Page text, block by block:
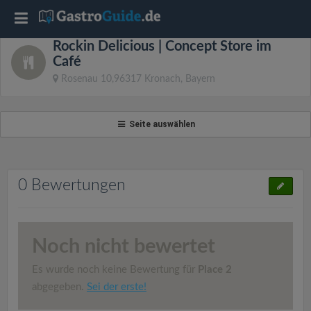
Rockin Delicious | Concept Store im
Café
Rosenau 10,96317 Kronach, Bayern
Seite auswählen
0 Bewertungen
Noch nicht bewertet
Es wurde noch keine Bewertung für Place 2
abgegeben. Sei der erste!
T
o